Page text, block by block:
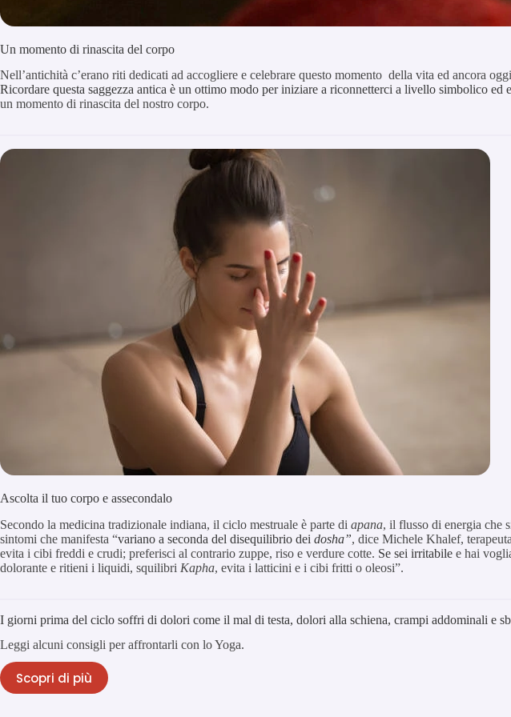
Un momento di rinascita del corpo
Nell’antichità c’erano riti dedicati ad accogliere e celebrare questo momento della vita ed ancora
Ricordare questa saggezza antica è un ottimo modo per iniziare a riconnetterci a livello simbolico ed
un momento di rinascita del nostro corpo.
Ascolta il tuo corpo e assecondalo
Secondo la medicina tradizionale indiana, il ciclo mestruale è parte di apana, il flusso di energia che
sintomi che manifesta “variano a seconda del disequilibrio dei dosha”, dice Michele Khalef,
evita i cibi freddi e crudi; preferisci al contrario zuppe, riso e verdure cotte. Se sei irritabile e hai
dolorante e ritieni i liquidi, squilibri Kapha, evita i latticini e i cibi fritti o oleosi”.
I giorni prima del ciclo soffri di dolori come il mal di testa, dolori alla schiena, crampi addominali e
Leggi alcuni consigli per affrontarli con lo Yoga.
Scopri di più